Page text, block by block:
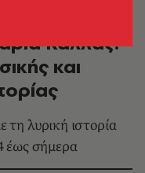
Κάλλας:
και
τη λυρική ιστορία
έως σήμερα